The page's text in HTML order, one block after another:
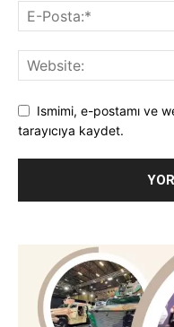
Ismimi, e-postamı ve
tarayıcıya kaydet.